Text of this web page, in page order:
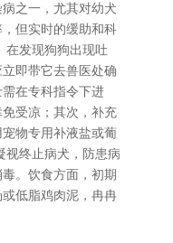
之一，尤其对幼犬
但实时的缓助和科
在发现狗狗出现吐
即带它去兽医处确
在专科指令下进
受凉；其次，补充
物专用补液盐或葡
视终止病犬，防患病
。饮食方面，初期
低脂鸡肉泥，冉冉